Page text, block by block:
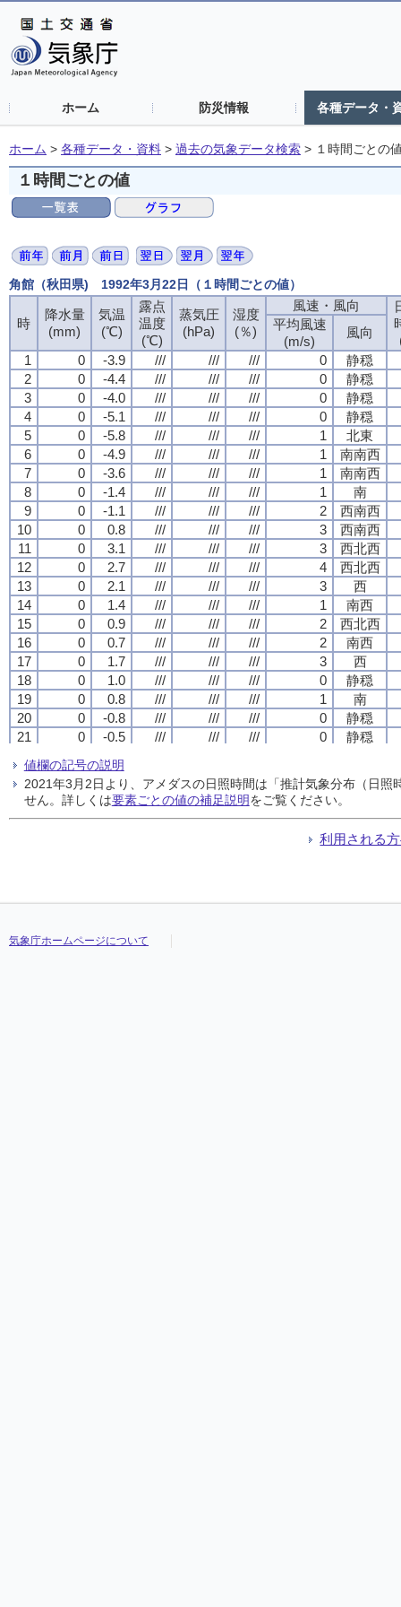
ホーム 防災情報 各種データ・
ホーム > 各種データ・資料 > 過去の気象データ検索 > １時間ごとの
１時間ごとの値
角館（秋田県) 1992年3月22日（１時間ごとの値）
時
降水量
(mm)
気温
(℃)
露点
温度
(℃)
蒸気圧
(hPa)
湿度
(％)
風速・風向
平均風速
(m/s)
風向
1
0 -3.9 /// /// /// 0
静穏
2
0 -4.4 /// /// /// 0
静穏
3
0 -4.0 /// /// /// 0
静穏
4
0 -5.1 /// /// /// 0
静穏
5
0 -5.8 /// /// /// 1
北東
6
0 -4.9 /// /// /// 1
南南西
7
0 -3.6 /// /// /// 1
南南西
8
0 -1.4 /// /// /// 1
南
9
0 -1.1 /// /// /// 2
西南西
10
0 0.8 /// /// /// 3
西南西
11
0 3.1 /// /// /// 3
西北西
12
0 2.7 /// /// /// 4
西北西
13
0 2.1 /// /// /// 3
西
14
0 1.4 /// /// /// 1
南西
15
0 0.9 /// /// /// 2
西北西
16
0 0.7 /// /// /// 2
南西
17
0 1.7 /// /// /// 3
西
18
0 1.0 /// /// /// 0
静穏
19
0 0.8 /// /// /// 1
南
20
0 -0.8 /// /// /// 0
静穏
21
0 -0.5 /// /// /// 0
静穏
23
0 -2.2
静穏
24
0 -2.4 /// /// /// 0 静穏
時
降水量
(mm)
気温
(℃)
露点
温度
(℃)
蒸気圧
(hPa)
湿度
(％)
風速・風向
平均風速
(m/s)
風向
1
0 -3.9 /// /// /// 0
静穏
2
0 -4.4 /// /// /// 0
静穏
3
0 -4.0 /// /// /// 0
静穏
4
0 -5.1 /// /// /// 0
静穏
5
0 -5.8 /// /// /// 1
北東
6
0 -4.9 /// /// /// 1
南南西
7
0 -3.6 /// /// /// 1
南南西
8
0 -1.4 /// /// /// 1
南
9
0 -1.1 /// /// /// 2
西南西
10
0 0.8 /// /// /// 3
西南西
11
0 3.1 /// /// /// 3
西北西
12
0 2.7 /// /// /// 4
西北西
13
0 2.1 /// /// /// 3
西
14
0 1.4 /// /// /// 1
南西
15
0 0.9 /// /// /// 2
西北西
16
0 0.7 /// /// /// 2
南西
17
0 1.7 /// /// /// 3
西
18
0 1.0 /// /// /// 0
静穏
19
0 0.8 /// /// /// 1
南
20
0 -0.8 /// /// /// 0
静穏
21
0 -0.5 /// /// /// 0
静穏
23
0 -2.2
静穏
24
0 -2.4 /// /// /// 0 静穏
時
降水量
(mm)
気温
(℃)
露点
温度
(℃)
蒸気圧
(hPa)
湿度
(％)
風速・風向
平均風速
(m/s)
風向
1
0 -3.9 /// /// /// 0
静穏
2
0 -4.4 /// /// /// 0
静穏
3
0 -4.0 /// /// /// 0
静穏
4
0 -5.1 /// /// /// 0
静穏
5
0 -5.8 /// /// /// 1
北東
6
0 -4.9 /// /// /// 1
南南西
7
0 -3.6 /// /// /// 1
南南西
8
0 -1.4 /// /// /// 1
南
9
0 -1.1 /// /// /// 2
西南西
10
0 0.8 /// /// /// 3
西南西
11
0 3.1 /// /// /// 3
西北西
12
0 2.7 /// /// /// 4
西北西
13
0 2.1 /// /// /// 3
西
14
0 1.4 /// /// /// 1
南西
15
0 0.9 /// /// /// 2
西北西
16
0 0.7 /// /// /// 2
南西
17
0 1.7 /// /// /// 3
西
18
0 1.0 /// /// /// 0
静穏
19
0 0.8 /// /// /// 1
南
20
0 -0.8 /// /// /// 0
静穏
21
0 -0.5 /// /// /// 0
静穏
23
0 -2.2
静穏
24
0 -2.4 /// /// /// 0 静穏
時
降水量
(mm)
気温
(℃)
露点
温度
(℃)
蒸気圧
(hPa)
湿度
(％)
風速・風向
平均風速
(m/s)
風向
1
0 -3.9 /// /// /// 0
静穏
2
0 -4.4 /// /// /// 0
静穏
3
0 -4.0 /// /// /// 0
静穏
4
0 -5.1 /// /// /// 0
静穏
5
0 -5.8 /// /// /// 1
北東
6
0 -4.9 /// /// /// 1
南南西
7
0 -3.6 /// /// /// 1
南南西
8
0 -1.4 /// /// /// 1
南
9
0 -1.1 /// /// /// 2
西南西
10
0 0.8 /// /// /// 3
西南西
11
0 3.1 /// /// /// 3
西北西
12
0 2.7 /// /// /// 4
西北西
13
0 2.1 /// /// /// 3
西
14
0 1.4 /// /// /// 1
南西
15
0 0.9 /// /// /// 2
西北西
16
0 0.7 /// /// /// 2
南西
17
0 1.7 /// /// /// 3
西
18
0 1.0 /// /// /// 0
静穏
19
0 0.8 /// /// /// 1
南
20
0 -0.8 /// /// /// 0
静穏
21
0 -0.5 /// /// /// 0
静穏
23
0 -2.2
静穏
24
0 -2.4 /// /// /// 0 静穏
値欄の記号の説明
2021年3月2日より、アメダスの日照時間は「推計気象分布（日
せん。詳しくは要素ごとの値の補足説明をご覧ください。
利用される
気象庁ホームページについて